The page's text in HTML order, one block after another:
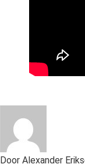
DoorAlexander